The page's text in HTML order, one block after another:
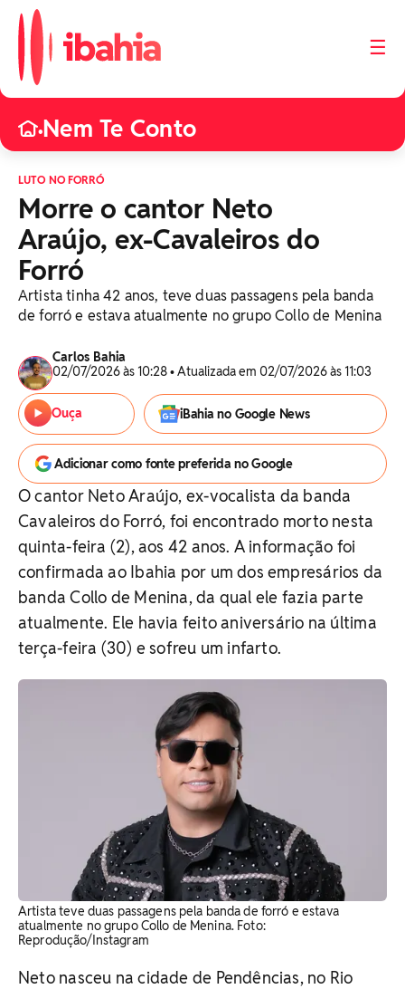
☰
•Nem Te Conto
LUTO NO FORRÓ
Morre o cantor Neto
Araújo, ex-Cavaleiros do
Forró
Artista tinha 42 anos, teve duas passagens pela banda
de forró e estava atualmente no grupo Collo de Menina
Carlos Bahia
02/07/2026 às 10:28 • Atualizada em 02/07/2026 às 11:03
Ouça iBahia no Google News
Adicionar como fonte preferida no Google
O cantor Neto Araújo, ex-vocalista da banda
Cavaleiros do Forró, foi encontrado morto nesta
quinta-feira (2), aos 42 anos. A informação foi
confirmada ao Ibahia por um dos empresários da
banda Collo de Menina, da qual ele fazia parte
atualmente. Ele havia feito aniversário na última
terça-feira (30) e sofreu um infarto.
Artista teve duas passagens pela banda de forró e estava
atualmente no grupo Collo de Menina. ​Foto:
Reprodução/Instagram
Neto nasceu na cidade de Pendências, no Rio